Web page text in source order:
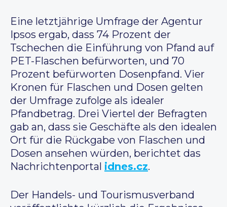
Eine letztjährige Umfrage der Agentur
Ipsos ergab, dass 74 Prozent der
Tschechen die Einführung von Pfand auf
PET-Flaschen befürworten, und 70
Prozent befürworten Dosenpfand. Vier
Kronen für Flaschen und Dosen gelten
der Umfrage zufolge als idealer
Pfandbetrag. Drei Viertel der Befragten
gab an, dass sie Geschäfte als den idealen
Ort für die Rückgabe von Flaschen und
Dosen ansehen würden, berichtet das
Nachrichtenportal idnes.cz.
Der Handels- und Tourismusverband